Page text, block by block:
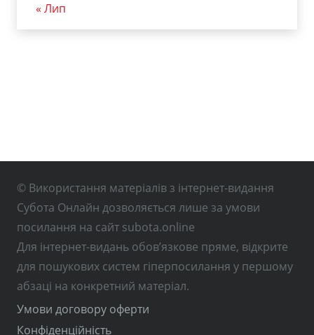
« Лип
© Використання матеріалів з інтернет-видання
Субота Онлайн дозволяється лише за умови
посилання на сайт subota.online
Для інтернет-видань обов’язкове пряме, відкрите
для пошукових систем гіперпосилання у першому
абзаці на конкретний матеріал.
Умови договору оферти
Конфіденційність